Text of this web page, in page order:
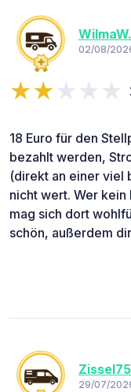
WilmaW.
02/08/
18 Euro für den
bezahlt werden,
(direkt an einer viel
nicht wert. Wer
mag sich dort
schön, außerdem
Zissel75
29/07/